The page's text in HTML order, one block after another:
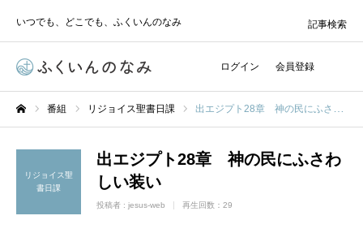
いつでも、どこでも、ふくいんのなみ
ログイン 会員登録
記事検索
番組 リジョイス聖書日課 出エジプト28章 神の民にふさわしい装い
リジョイス聖
書日課
出エジプト28章 神の民にふさわ
しい装い
投稿者 : jesus-web 再生回数：29